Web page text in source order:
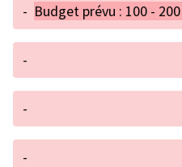
- Budget prévu : 100 -
-
-
-